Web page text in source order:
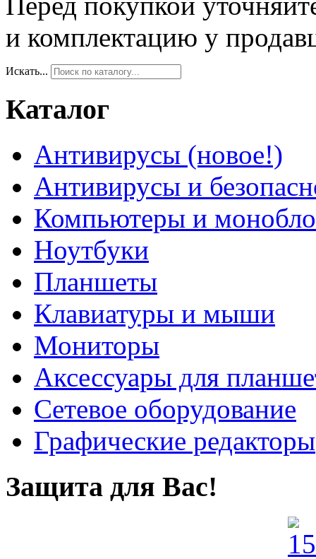
и комплектацию у
Искать...
Каталог
Антивирусы (новое!)
Антивирусы и
Компьютеры и
Ноутбуки
Планшеты
Клавиатуры и мыши
Мониторы
Аксессуары для
Сетевое оборудование
Графические редакторы
Защита для Вас!